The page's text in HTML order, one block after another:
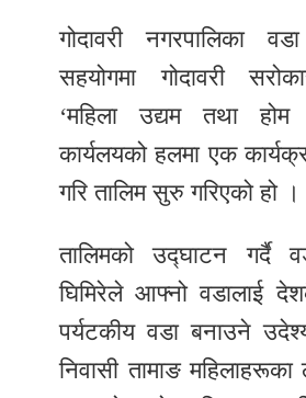
गोदावरी नगरपालिका
सहयोगमा गोदावरी
‘महिला उद्यम तथा होम
कार्यलयको हलमा एक
गरि तालिम सुरु गरिएको हो ।
तालिमको उद्घाटन गर्दै
घिमिरेले आफ्नो वडालाई
पर्यटकीय वडा बनाउने
निवासी तामाङ महिलाहरूका